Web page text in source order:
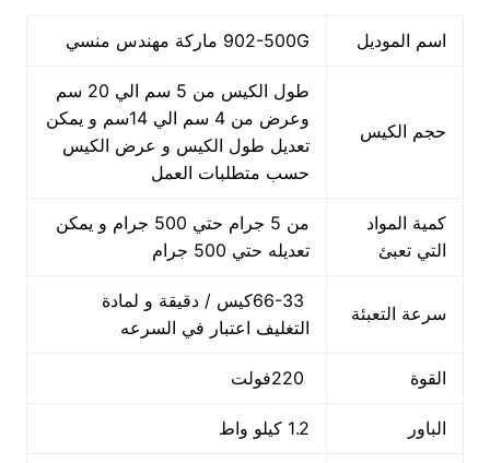
اسم الموديل 902-500G ماركة مهندس منسي
حجم الكيس
طول الكيس من 5 سم الي 20 سم
وعرض من 4 سم الي 14سم و يمكن
تعديل طول الكيس و عرض الكيس
حسب متطلبات العمل
كمية المواد
التي تعبئ
من 5 جرام حتي 500 جرام و يمكن
تعديله حتي 500 جرام
سرعة التعبئة
66-33كيس / دقيقة و لمادة
التغليف اعتبار في السرعه
القوة
الباور 1.2 كيلو واط